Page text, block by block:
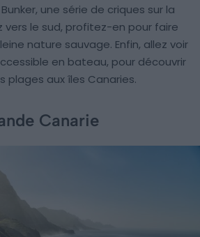
une série de criques sur la
vers le sud, profitez-en pour faire
nature sauvage. Enfin, allez voir
en bateau, pour découvrir
plages aux îles Canaries.
Canarie